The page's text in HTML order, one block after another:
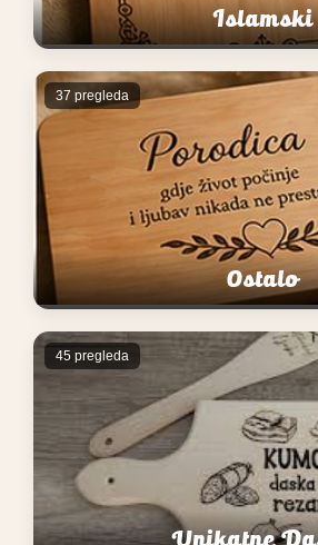
Islamski
37 pregleda
Ostalo
45 pregleda
Unikatne